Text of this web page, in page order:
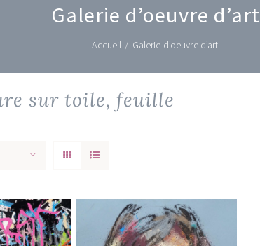
Galerie d’oeuvre d’art
Accueil / Galerie d’oeuvre d’art
sur toile, feuille